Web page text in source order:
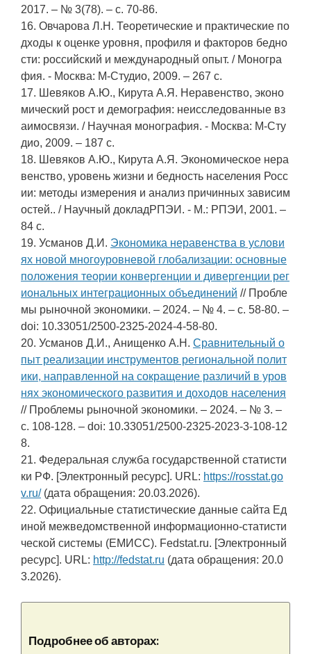
2017. – № 3(78). – c. 70-86.
16. Овчарова Л.Н. Теоретические и практические по
дходы к оценке уровня, профиля и факторов бедно
сти: российский и международный опыт. / Моногра
фия. - Москва: М-Студио, 2009. – 267 c.
17. Шевяков А.Ю., Кирута А.Я. Неравенство, эконо
мический рост и демография: неисследованные вз
аимосвязи. / Научная монография. - Москва: М-Сту
дио, 2009. – 187 c.
18. Шевяков А.Ю., Кирута А.Я. Экономическое нера
венство, уровень жизни и бедность населения Росс
ии: методы измерения и анализ причинных зависим
остей.. / Научный докладРПЭИ. - М.: РПЭИ, 2001. –
84 c.
19. Усманов Д.И. Экономика неравенства в услови
ях новой многоуровневой глобализации: основные
положения теории конвергенции и дивергенции рег
иональных интеграционных объединений // Пробле
мы рыночной экономики. – 2024. – № 4. – c. 58-80. –
doi: 10.33051/2500-2325-2024-4-58-80.
20. Усманов Д.И., Анищенко А.Н. Сравнительный о
пыт реализации инструментов региональной полит
ики, направленной на сокращение различий в уров
нях экономического развития и доходов населения
// Проблемы рыночной экономики. – 2024. – № 3. –
c. 108-128. – doi: 10.33051/2500-2325-2023-3-108-12
8.
21. Федеральная служба государственной статисти
ки РФ. [Электронный ресурс]. URL: https://rosstat.go
v.ru/(дата обращения: 20.03.2026).
22. Официальные статистические данные сайта Ед
иной межведомственной информационно-статисти
ческой системы (ЕМИСС). Fedstat.ru. [Электронный
ресурс]. URL: http://fedstat.ru (дата обращения: 20.0
3.2026).
Подробнее об авторах: